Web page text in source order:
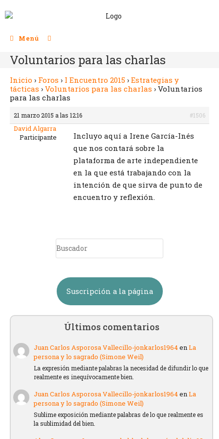
Menú
Voluntarios para las charlas
Inicio › Foros › I Encuentro 2015 › Estrategias y
tácticas › Voluntarios para las charlas › Voluntarios
para las charlas
21 marzo 2015 a las 12:16 #1506
David Algarra
Participante
Incluyo aquí a Irene García-Inés
que nos contará sobre la
plataforma de arte independiente
en la que está trabajando con la
intención de que sirva de punto de
encuentro y reflexión.
Suscripción a la página
Últimos comentarios
Juan Carlos Asporosa Vallecillo-jonkarlos1964enLa
persona y lo sagrado (Simone Weil)
La expresión mediante palabras la necesidad de difundir lo que
realmente es inequívocamente bien.
Juan Carlos Asporosa Vallecillo-jonkarlos1964enLa
persona y lo sagrado (Simone Weil)
Sublime exposición mediante palabras de lo que realmente es
la sublimidad del bien.